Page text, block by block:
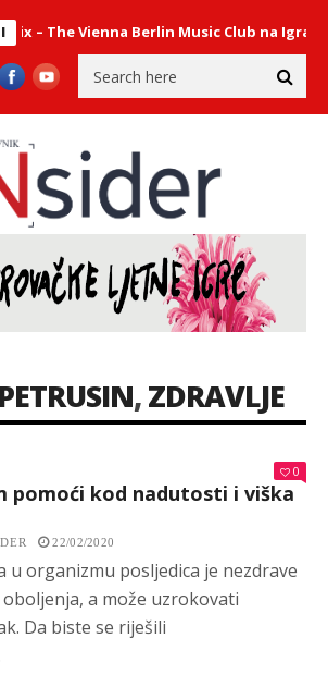
Vienna Berlin Music Club na Igrama
PETRUSIN,ZDRAVLJE
0
pomoći kod nadutosti i viška
22/02/2020
u organizmu posljedica je nezdrave
a može uzrokovati
Da biste se riješili